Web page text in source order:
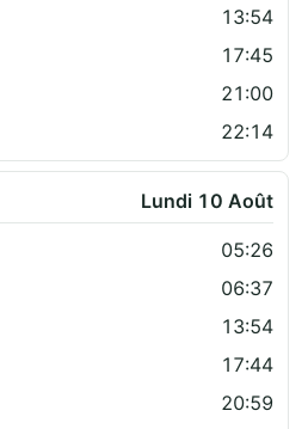
13:54
17:45
21:00
22:14
Lundi 10 Août
05:26
06:37
13:54
17:44
20:59